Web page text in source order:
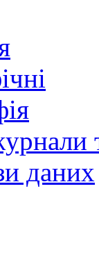
даних